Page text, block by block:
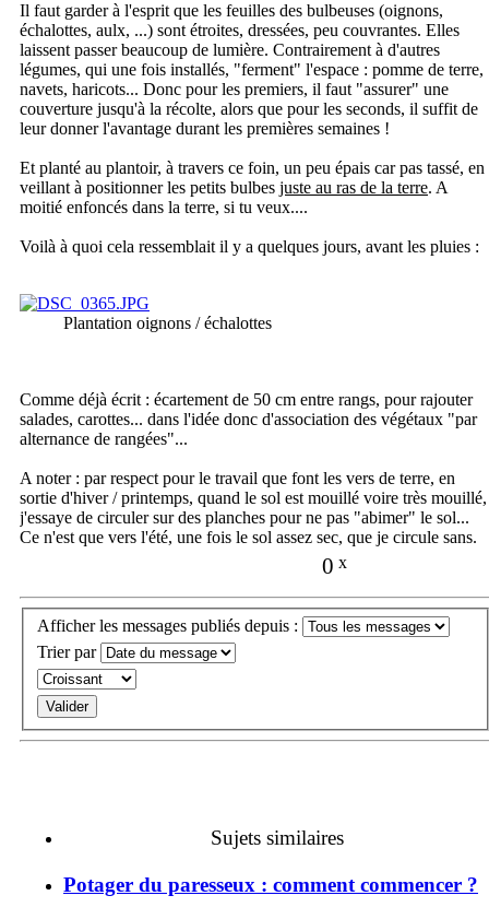
Il faut garder à l'esprit que les feuilles des bulbeuses (oignons,
échalottes, aulx, ...) sont étroites, dressées, peu couvrantes. Elles
laissent passer beaucoup de lumière. Contrairement à d'autres
légumes, qui une fois installés, "ferment" l'espace : pomme de terre,
navets, haricots... Donc pour les premiers, il faut "assurer" une
couverture jusqu'à la récolte, alors que pour les seconds, il suffit de
leur donner l'avantage durant les premières semaines !
Et planté au plantoir, à travers ce foin, un peu épais car pas tassé, en
veillant à positionner les petits bulbes juste au ras de la terre. A
moitié enfoncés dans la terre, si tu veux....
Voilà à quoi cela ressemblait il y a quelques jours, avant les pluies :
Plantation oignons / échalottes
Comme déjà écrit : écartement de 50 cm entre rangs, pour rajouter
salades, carottes... dans l'idée donc d'association des végétaux "par
alternance de rangées"...
A noter : par respect pour le travail que font les vers de terre, en
sortie d'hiver / printemps, quand le sol est mouillé voire très mouillé,
j'essaye de circuler sur des planches pour ne pas "abimer" le sol...
Ce n'est que vers l'été, une fois le sol assez sec, que je circule sans.
0 x
Afficher les messages publiés depuis :
Trier par
Sujets similaires
Potager du paresseux : comment commencer ?